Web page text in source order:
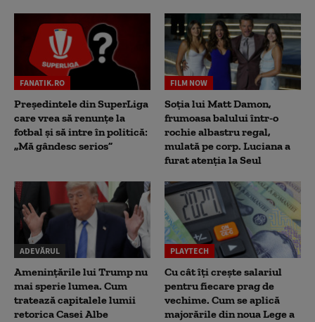
FANATIK.RO
Președintele din SuperLiga
care vrea să renunțe la
fotbal și să intre în politică:
„Mă gândesc serios”
FILM NOW
Soția lui Matt Damon,
frumoasa balului într-o
rochie albastru regal,
mulată pe corp. Luciana a
furat atenția la Seul
ADEVĂRUL
Amenințările lui Trump nu
mai sperie lumea. Cum
tratează capitalele lumii
retorica Casei Albe
PLAYTECH
Cu cât îți crește salariul
pentru fiecare prag de
vechime. Cum se aplică
majorările din noua Lege a